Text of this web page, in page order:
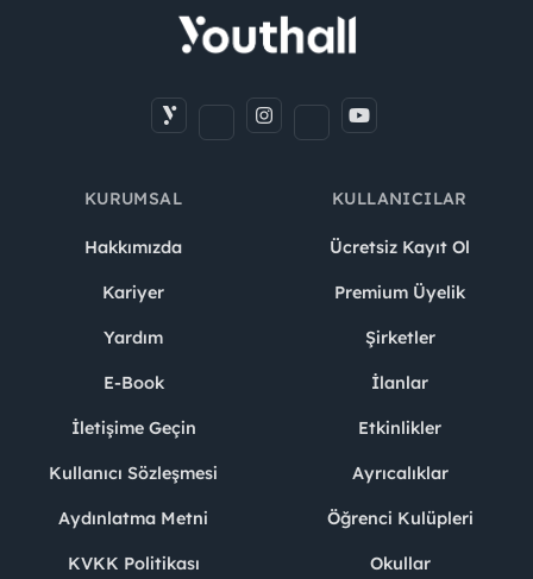
KURUMSAL
Hakkımızda
Kariyer
Yardım
E-Book
İletişime Geçin
Kullanıcı Sözleşmesi
Aydınlatma Metni
KVKK Politikası
KULLANICILAR
Ücretsiz Kayıt Ol
Premium Üyelik
Şirketler
İlanlar
Etkinlikler
Ayrıcalıklar
Öğrenci Kulüpleri
Okullar